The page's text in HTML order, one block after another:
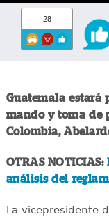
28
Guatemala estará
mando y toma de
Colombia,
OTRAS NOTICIAS:
análisis del
La vicepresidente